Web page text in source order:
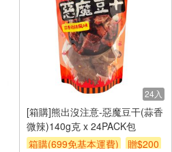
24入
[箱購]熊出沒注意-惡魔豆干(蒜香
微辣)140g克 x 24PACK包
箱購(699免基本運費)
贈$200